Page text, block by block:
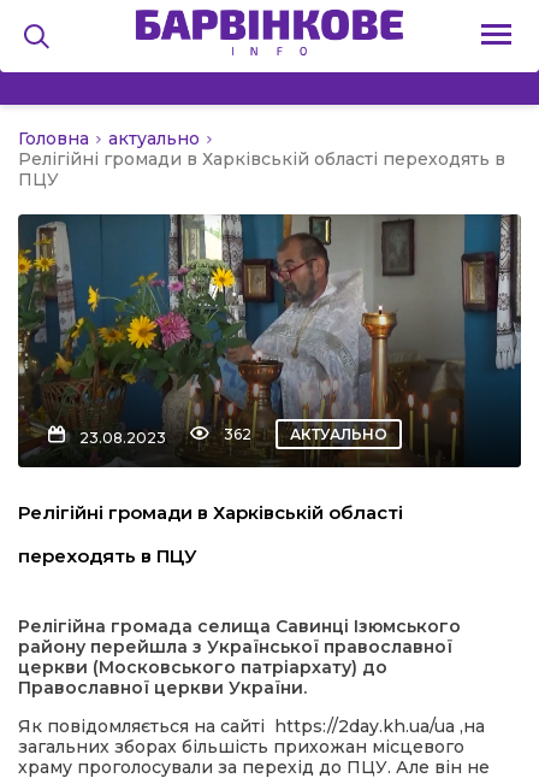
Головна
актуально
Релігійні громади в Харківській області переходять в
ПЦУ
23.08.2023 362 АКТУАЛЬНО
Релігійні громади в Харківській області
переходять в ПЦУ
Релігійна громада селища Савинці Ізюмського
району перейшла з Української православної
церкви (Московського патріархату) до
Православної церкви України.
Як повідомляється на сайті https://2day.kh.ua/ua ,на
загальних зборах більшість прихожан місцевого
храму проголосували за перехід до ПЦУ. Але він не